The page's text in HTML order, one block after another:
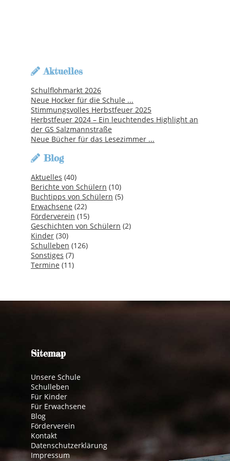
Aktuelles
Schulflohmarkt 2026
Neue Hocker für die Schule ...
Stimmungsvolles Herbstfeuer 2025
Herbstfeuer 2024 – Ein leuchtendes Highlight an
der GS Salzmannstraße
Neue Bücher für das Lesezimmer ...
Blog
Aktuelles (40)
Berichte von Schülern (10)
Buchtipps von Schülern (5)
Erwachsene (22)
Förderverein (15)
Geschichten von Schülern (2)
Kinder (30)
Schulleben (126)
Sonstiges (7)
Termine (11)
Sitemap
Unsere Schule
Schulleben
Für Kinder
Für Erwachsene
Blog
Förderverein
Kontakt
Datenschutzerklärung
Impressum